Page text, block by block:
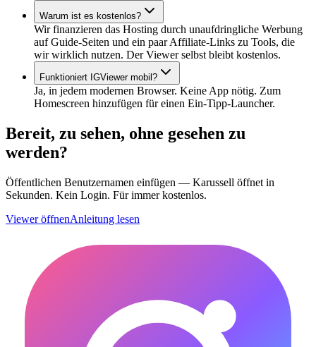
Warum ist es kostenlos?
Wir finanzieren das Hosting durch unaufdringliche Werbung
auf Guide-Seiten und ein paar Affiliate-Links zu Tools, die
wir wirklich nutzen. Der Viewer selbst bleibt kostenlos.
Funktioniert IGViewer mobil?
Ja, in jedem modernen Browser. Keine App nötig. Zum
Homescreen hinzufügen für einen Ein-Tipp-Launcher.
Bereit, zu sehen, ohne gesehen zu
werden?
Öffentlichen Benutzernamen einfügen — Karussell öffnet in
Sekunden. Kein Login. Für immer kostenlos.
Viewer öffnenAnleitung lesen